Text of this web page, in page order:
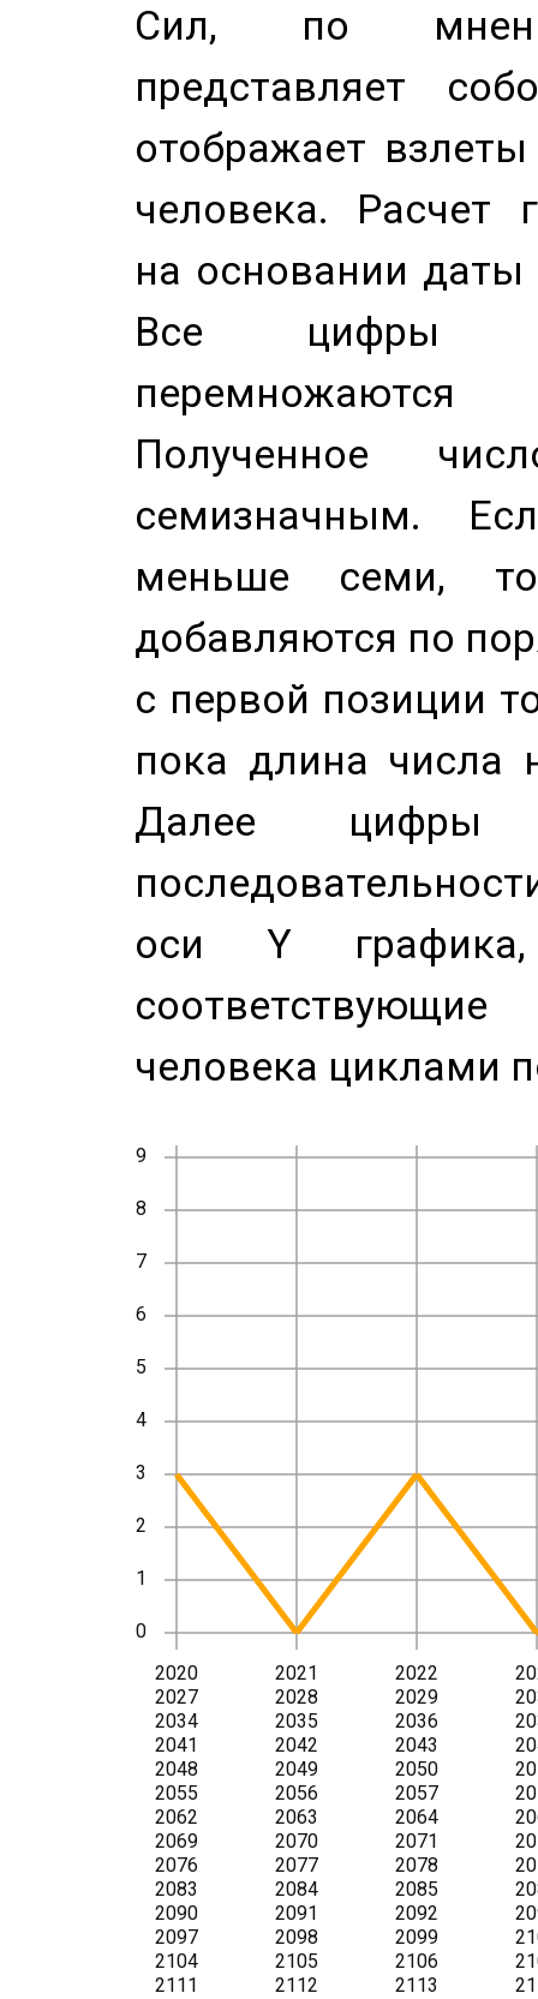
Сил, по
представляет
отображает
человека. Расчет
на основании
Все цифры
Полученное
семизначным.
меньше семи,
добавляются по
с первой позиции
пока длина числа
Далее цифры
оси Y
человека циклами